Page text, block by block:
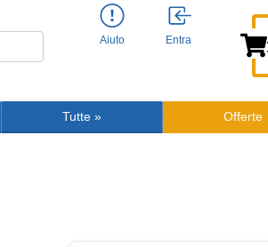
Aiuto Entra
Tutte » Offerte